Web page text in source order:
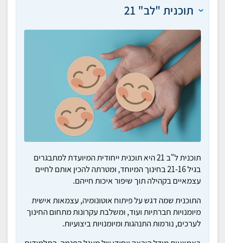
תוכנית "לב" 21
תוכנית ל"ב 21 היא תוכנית ייחודית המיועדת למתבגרים
בגיל 21-16 בחינוך המיוחד, ומטרתה להכין אותם לחיים
עצמאיים בקהילה תוך שיפור איכות חייהם.
התוכנית שמה דגש על פיתוח אוטונומיה, עצמאות אישית
מיומנויות חברתיות ועוד, ומשלבת עקרונות מתחום החינוך
לערכים, נורמות התנהגות ומיומנויות ביצועיות.